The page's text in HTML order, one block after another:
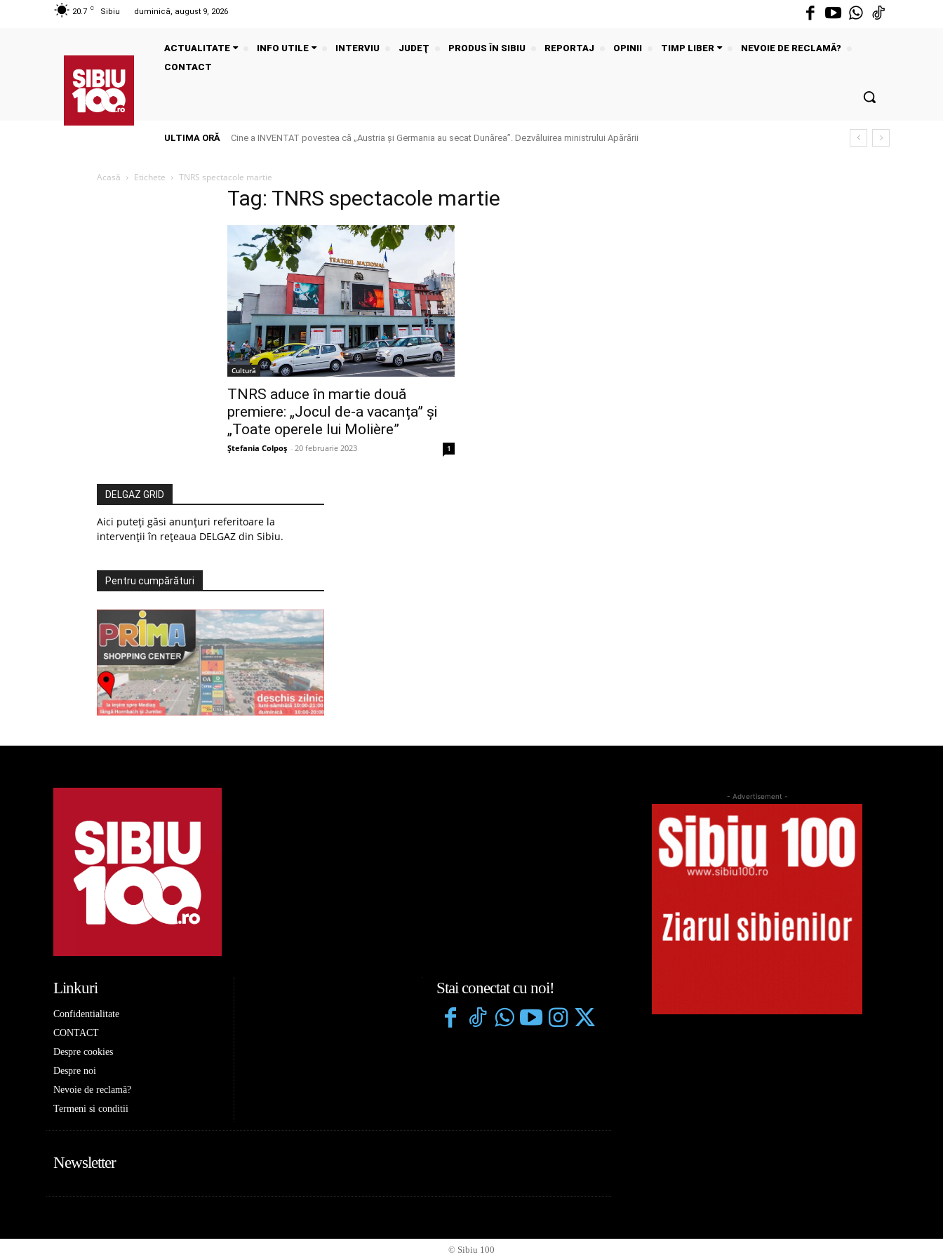
20.7 C Sibiu duminică, august 9, 2026
ACTUALITATE INFO UTILE INTERVIU JUDEŢ PRODUS ÎN SIBIU REPORTAJ OPINII TIMP LIBER
NEVOIE DE RECLAMĂ?
CONTACT
ULTIMA ORĂ Cine a INVENTAT povestea că „Austria și Germania au secat Dunărea”. Dezvăluirea ministrului Apărării
Acasă Etichete TNRS spectacole martie
Tag: TNRS spectacole martie
Cultură
TNRS aduce în martie două
premiere: „Jocul de-a vacanța” și
„Toate operele lui Molière”
Ștefania Colpoș - 20 februarie 2023 1
DELGAZ GRID
Aici puteți găsi anunțuri referitoare la
intervenții în rețeaua DELGAZ din Sibiu.
Pentru cumpărături
Linkuri
Confidentialitate
CONTACT
Despre cookies
Despre noi
Nevoie de reclamă?
Termeni si conditii
Stai conectat cu noi!
Newsletter
- Advertisement -
© Sibiu 100